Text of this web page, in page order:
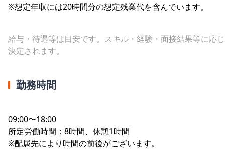
※想定年収には20時間分の想定残業代を含んでいます。
給与・待遇等は目安です。スキル・経験・面接結果等に応
決定されます。
勤務時間
09:00〜18:00
所定労働時間：8時間、休憩1時間
※配属先により時間の前後がございます。